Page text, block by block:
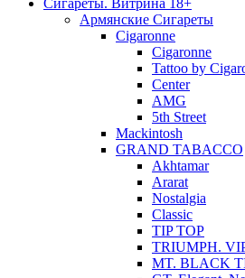
Сигареты. Витрина 18+
Армянские Сигареты
Cigaronne
Cigaronne
Tattoo by
Center
AMG
5th Street
Mackintosh
GRAND TABACCO
Akhtamar
Ararat
Nostalgia
Classic
TIP TOP
TRIUMPH.
MT. BLACK